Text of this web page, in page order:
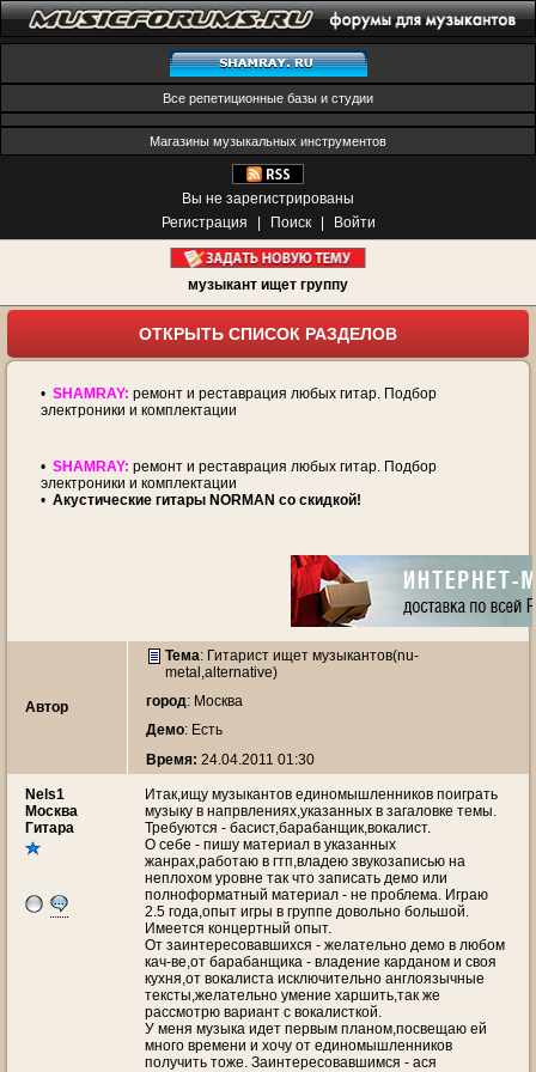
Все репетиционные базы и студии
Магазины музыкальных инструментов
Вы не зарегистрированы
Регистрация
Поиск Войти
музыкант ищет группу
ОТКРЫТЬ СПИСОК РАЗДЕЛОВ
• SHAMRAY: ремонт и реставрация любых гитар. Подбор
электроники и комплектации
• SHAMRAY: ремонт и реставрация любых гитар. Подбор
электроники и комплектации
• Акустические гитары NORMAN со скидкой!
Автор
Тема: Гитарист ищет музыкантов(nu-
metal,alternative)
город: Москва
Демо: Есть
Время: 24.04.2011 01:30
Nels1
Москва
Гитара
Итак,ищу музыкантов единомышленников поиграть
музыку в напрвлениях,указанных в загаловке темы.
Требуются - басист,барабанщик,вокалист.
О себе - пишу материал в указанных
жанрах,работаю в гтп,владею звукозаписью на
неплохом уровне так что записать демо или
полноформатный материал - не проблема. Играю
2.5 года,опыт игры в группе довольно большой.
Имеется концертный опыт.
От заинтересовавшихся - желательно демо в любом
кач-ве,от барабанщика - владение карданом и своя
кухня,от вокалиста исключительно англоязычные
тексты,желательно умение харшить,так же
рассмотрю вариант с вокалисткой.
У меня музыка идет первым планом,посвещаю ей
много времени и хочу от единомышленников
получить тоже. Заинтересовавшимся - ася